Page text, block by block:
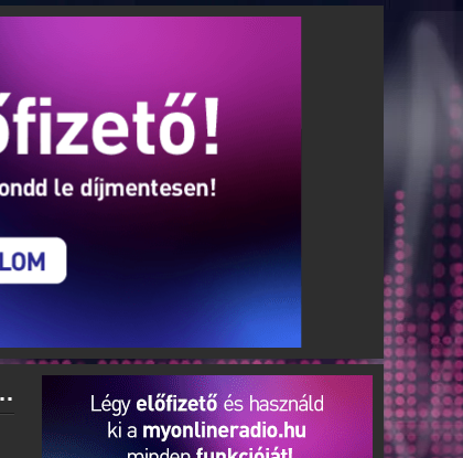
Rádió 1 Szeged visszahallgatás